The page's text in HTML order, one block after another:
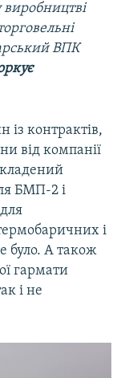
виробництві
ВПК
із контрактів,
від компанії
БМП-2 і
і
було. А також
гармати
і не